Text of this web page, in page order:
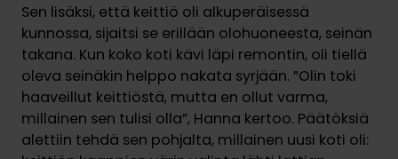
Sen lisäksi, että keittiö oli alkuperäisessä
kunnossa, sijaitsi se erillään olohuoneesta, seinän
takana. Kun koko koti kävi läpi remontin, oli tiellä
oleva seinäkin helppo nakata syrjään. ”Olin toki
haaveillut keittiöstä, mutta en ollut varma,
millainen sen tulisi olla”, Hanna kertoo. Päätöksiä
alettiin tehdä sen pohjalta, millainen uusi koti oli: